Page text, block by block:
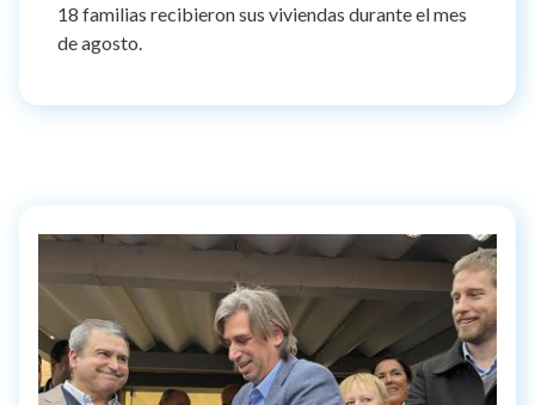
18 familias recibieron sus viviendas durante el mes
de agosto.